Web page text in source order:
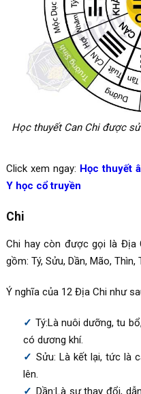
Học thuyết Can Chi được
Click xem ngay: Học thuyết
Y học cổ truyền
Chi
Chi hay còn được gọi là Địa
gồm: Tý, Sửu, Dần, Mão, Thìn,
Ý nghĩa của 12 Địa Chi như
Tý:Là nuôi dưỡng, tu
có dương khí.
Sửu: Là kết lại, tức là
lên.
Dần:Là sự thay đổi,